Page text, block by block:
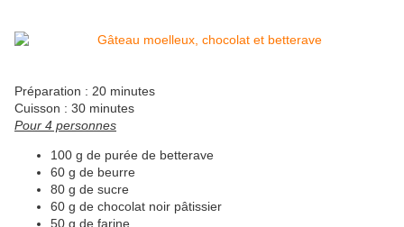
Préparation : 20 minutes
Cuisson : 30 minutes
Pour 4 personnes
100 g de purée de betterave
60 g de beurre
80 g de sucre
60 g de chocolat noir pâtissier
50 g de farine